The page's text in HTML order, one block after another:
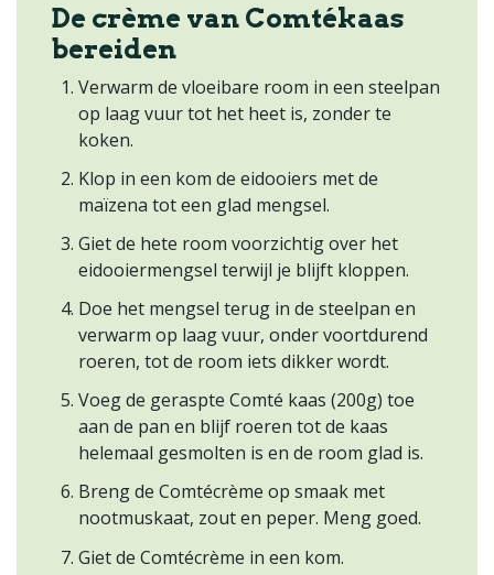
De crème van Comtékaas
bereiden
Verwarm de vloeibare room in een steelpan
op laag vuur tot het heet is, zonder te
koken.
Klop in een kom de eidooiers met de
maïzena tot een glad mengsel.
Giet de hete room voorzichtig over het
eidooiermengsel terwijl je blijft kloppen.
Doe het mengsel terug in de steelpan en
verwarm op laag vuur, onder voortdurend
roeren, tot de room iets dikker wordt.
Voeg de geraspte Comté kaas (200g) toe
aan de pan en blijf roeren tot de kaas
helemaal gesmolten is en de room glad is.
Breng de Comtécrème op smaak met
nootmuskaat, zout en peper. Meng goed.
Giet de Comtécrème in een kom.